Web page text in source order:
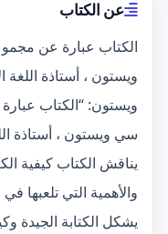
عن الكتاب
الكتاب عبارة عن
ويستون ، أستاذة اللغة
ويستون: “الكتاب
سي ويستون ، أستاذة
يناقش الكتاب كيفية
والأهمية التي تلعبها
يشكل الكتابة الجيدة